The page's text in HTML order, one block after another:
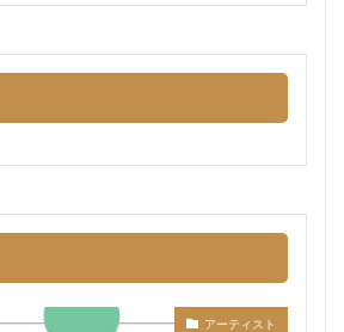
アーティスト